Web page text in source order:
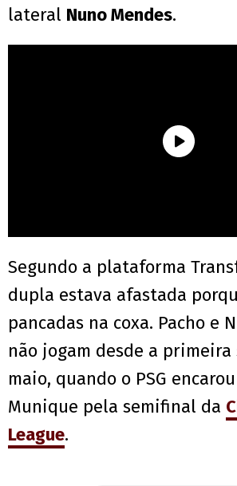
lateral Nuno Mendes.
Segundo a plataforma
dupla estava afastada
pancadas na coxa. Pacho e
não jogam desde a primeira
maio, quando o PSG
Munique pela semifinal da
League.